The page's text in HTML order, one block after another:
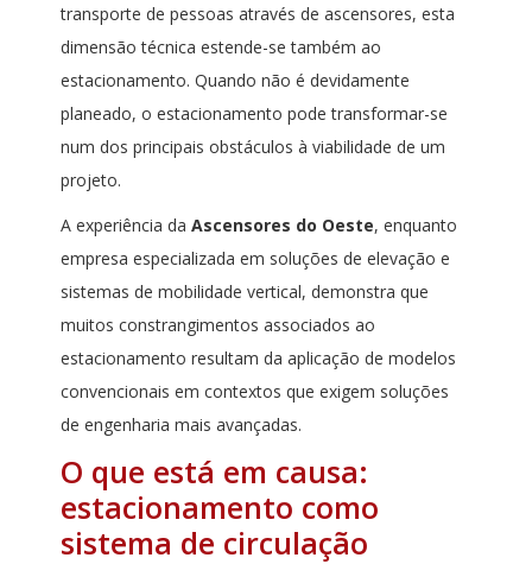
transporte de pessoas através de ascensores, esta
dimensão técnica estende-se também ao
estacionamento. Quando não é devidamente
planeado, o estacionamento pode transformar-se
num dos principais obstáculos à viabilidade de um
projeto.
A experiência da Ascensores do Oeste, enquanto
empresa especializada em soluções de elevação e
sistemas de mobilidade vertical, demonstra que
muitos constrangimentos associados ao
estacionamento resultam da aplicação de modelos
convencionais em contextos que exigem soluções
de engenharia mais avançadas.
O que está em causa:
estacionamento como
sistema de circulação